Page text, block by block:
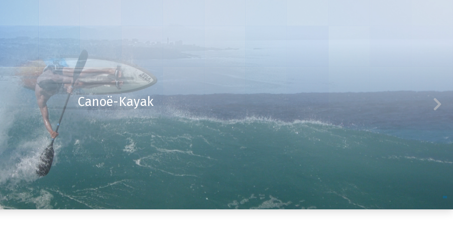
Canoë-Kayak